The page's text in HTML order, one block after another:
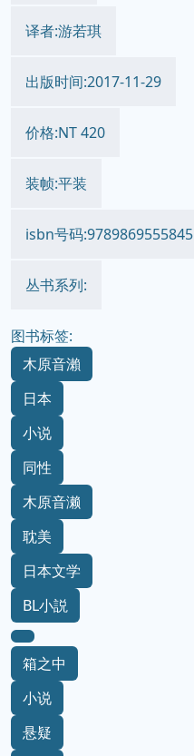
译者:游若琪
出版时间:2017-11-29
价格:NT 420
装帧:平装
isbn号码:9789869555845
丛书系列:
图书标签:
木原音瀨
日本
小说
同性
木原音濑
耽美
日本文学
BL小説
箱之中
小说
悬疑